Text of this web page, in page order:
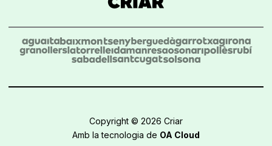
Copyright © 2026 Criar
Amb la tecnologia de OA Cloud